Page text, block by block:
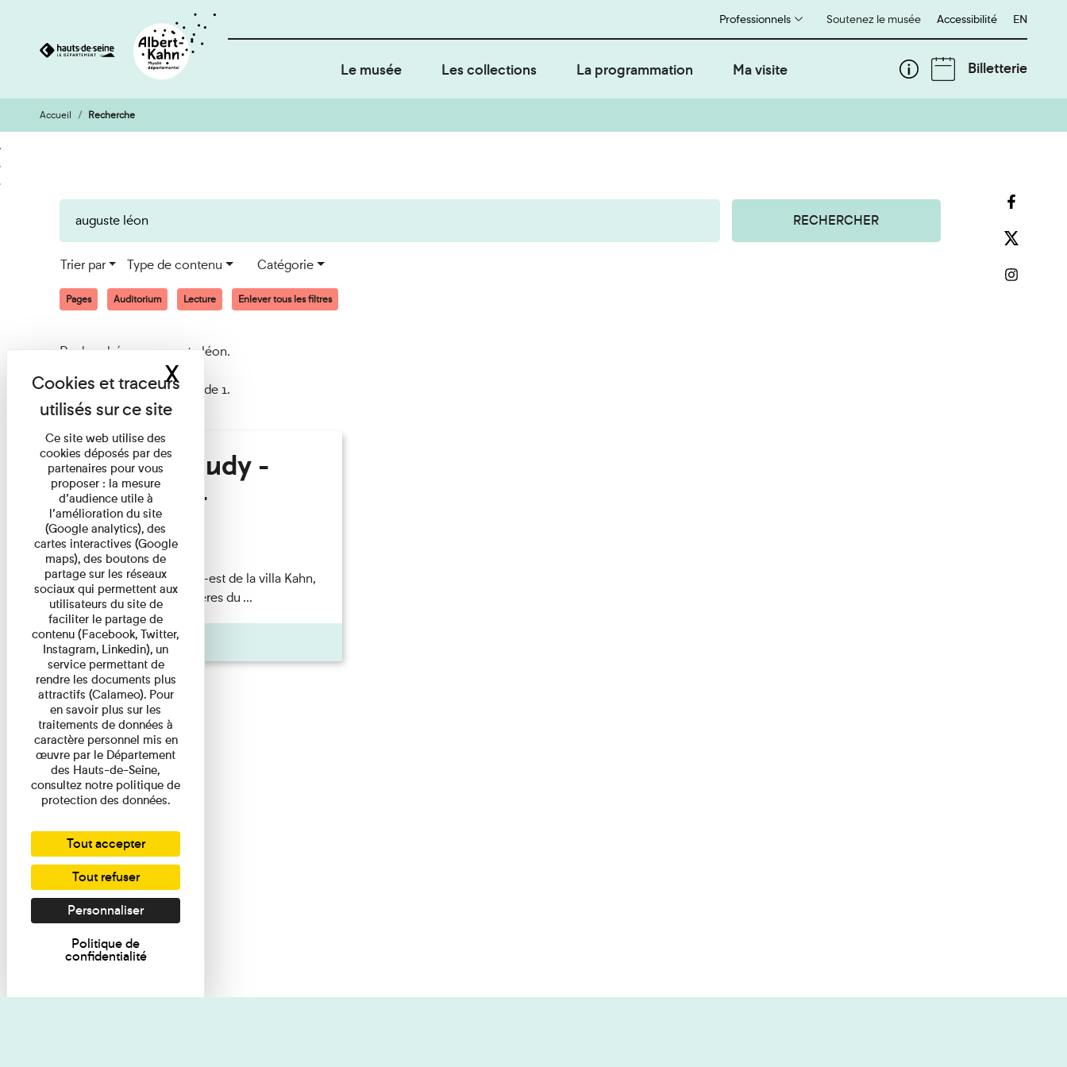
Aller
au
contenu
Aller
à
la
Soutenez le musée
Professionnels Accessibilité English
EN
Le musée Les collections La programmation Ma visite Billetterie
Accueil Recherche
RECHERCHER
Trier par Type de contenu Catégorie
Pages Auditorium Lecture Enlever tous les filtres
Recherché pour auguste léon.
Afficher les résultats 1 à 1 de 1.
Hélène Gaudy -
Villa Zamir
Lecture
couchant) [Angle nord-est de la villa Kahn,
dite villa Zamir et lumières du ...
Pages
Ce site web utilise des
cookies déposés par des
partenaires pour vous
proposer : la mesure
d’audience utile à
l’amélioration du site
(Google analytics), des
cartes interactives (Google
maps), des boutons de
partage sur les réseaux
sociaux qui permettent aux
utilisateurs du site de
faciliter le partage de
contenu (Facebook, Twitter,
Instagram, Linkedin), un
service permettant de
rendre les documents plus
attractifs (Calameo). Pour
en savoir plus sur les
traitements de données à
caractère personnel mis en
œuvre par le Département
des Hauts-de-Seine,
consultez notre politique de
protection des données.
Tout accepter
Tout refuser
Personnaliser
Politique de
confidentialité
XMasquer le bandeau des cookies